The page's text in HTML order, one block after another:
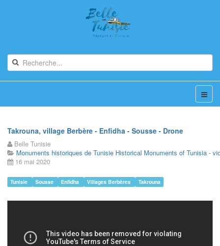
Takrouna, village Berbère - Enfidha - Sousse - Drone
Belle Tunisie
Monuments historiques de Tunisie Historical Monuments of Tunisia -
16 mai 2020
Tunisie Sousse Enfidha Villages Berbères Takrouna